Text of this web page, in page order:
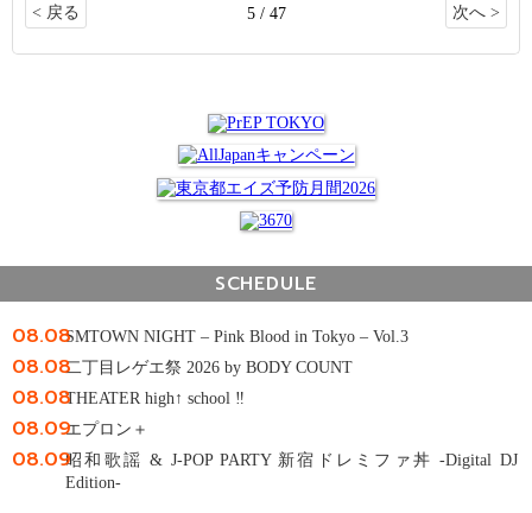
< 戻る 5 / 47 次へ >
SCHEDULE
08.08SMTOWN NIGHT – Pink Blood in Tokyo – Vol.3
08.08二丁目レゲエ祭 2026 by BODY COUNT
08.08THEATER high↑ school ‼
08.09エプロン＋
08.09昭和歌謡 & J-POP PARTY 新宿ドレミファ丼 -Digital DJ
Edition-